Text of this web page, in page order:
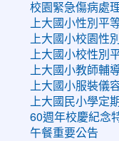
校園緊急傷病處
上大國小性別平
上大國小校園性
上大國小校性別
上大國小教師輔
上大國小服裝儀
上大國民小學定
60週年校慶紀念
午餐重要公告